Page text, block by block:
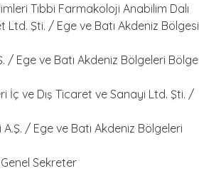
Tıbbi Farmakoloji Anabilim Dalı
Ltd. Şti. / Ege ve Batı Akdeniz Bölgesi
Ege ve Batı Akdeniz Bölgeleri Bölge
İç ve Dış Ticaret ve Sanayi Ltd. Şti. /
/ Ege ve Batı Akdeniz Bölgeleri
Sekreter